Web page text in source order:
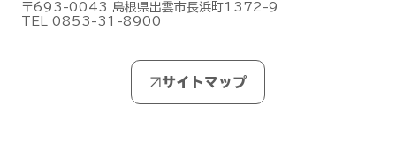
〒693-0043 島根県出雲市長浜町1372-9
TEL 0853-31-8900